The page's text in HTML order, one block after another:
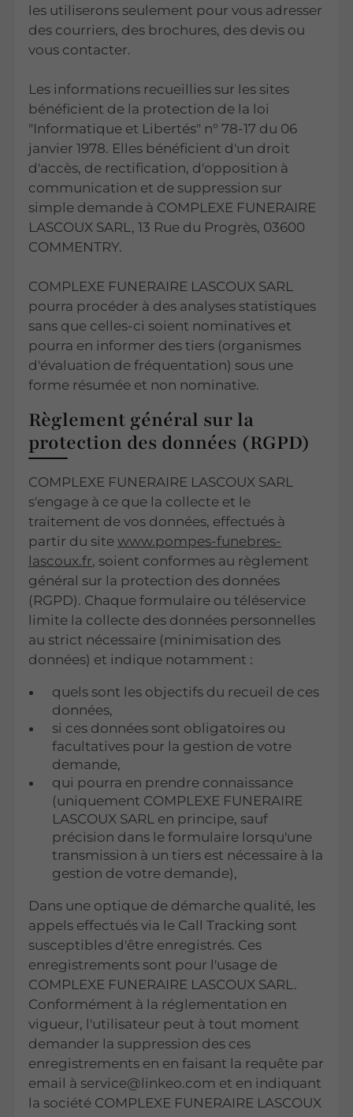
les utiliserons seulement pour vous adresser
des courriers, des brochures, des devis ou
vous contacter.
Les informations recueillies sur les sites
bénéficient de la protection de la loi
"Informatique et Libertés" n° 78-17 du 06
janvier 1978. Elles bénéficient d'un droit
d'accès, de rectification, d'opposition à
communication et de suppression sur
simple demande à COMPLEXE FUNERAIRE
LASCOUX SARL, 13 Rue du Progrès, 03600
COMMENTRY.
COMPLEXE FUNERAIRE LASCOUX SARL
pourra procéder à des analyses statistiques
sans que celles-ci soient nominatives et
pourra en informer des tiers (organismes
d'évaluation de fréquentation) sous une
forme résumée et non nominative.
Règlement général sur la
protection des données (RGPD)
COMPLEXE FUNERAIRE LASCOUX SARL
s'engage à ce que la collecte et le
traitement de vos données, effectués à
partir du sitewww.pompes-funebres-
lascoux.fr, soient conformes au règlement
général sur la protection des données
(RGPD). Chaque formulaire ou téléservice
limite la collecte des données personnelles
au strict nécessaire (minimisation des
données) et indique notamment :
quels sont les objectifs du recueil de ces
données,
si ces données sont obligatoires ou
facultatives pour la gestion de votre
demande,
qui pourra en prendre connaissance
(uniquement COMPLEXE FUNERAIRE
LASCOUX SARL en principe, sauf
précision dans le formulaire lorsqu'une
transmission à un tiers est nécessaire à la
gestion de votre demande),
Dans une optique de démarche qualité, les
appels effectués via le Call Tracking sont
susceptibles d'être enregistrés. Ces
enregistrements sont pour l'usage de
COMPLEXE FUNERAIRE LASCOUX SARL.
Conformément à la réglementation en
vigueur, l'utilisateur peut à tout moment
demander la suppression des ces
enregistrements en en faisant la requête par
email à service@linkeo.com et en indiquant
la société COMPLEXE FUNERAIRE LASCOUX